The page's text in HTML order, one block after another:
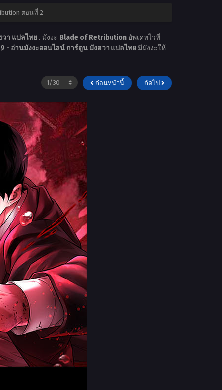
ตอนที่ 2
วา แปลไทย . มังงะ Blade of Retribution อัพเดทไวที่
- อ่านมังงะออนไลน์ การ์ตูน มังฮวา แปลไทย มีมังงะให้
ก่อนหน้านี้ ถัดไป